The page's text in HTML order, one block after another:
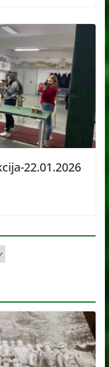
22.01.2026